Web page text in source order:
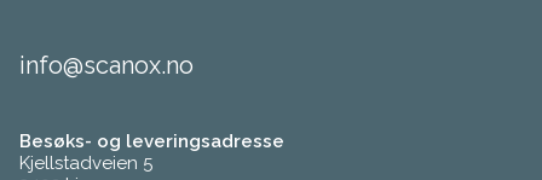
info@scanox.no
Besøks- og leveringsadresse
Kjellstadveien 5